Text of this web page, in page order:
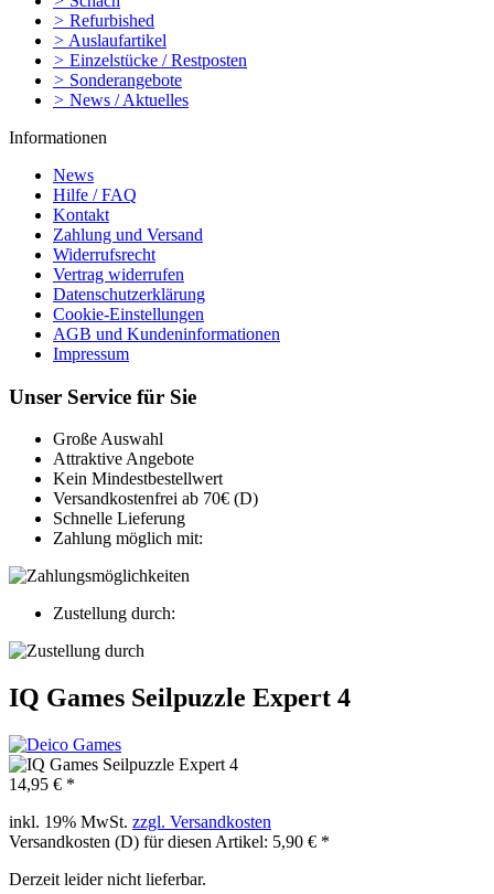
> Refurbished
> Auslaufartikel
> Einzelstücke / Restposten
> Sonderangebote
> News / Aktuelles
Informationen
News
Hilfe / FAQ
Kontakt
Zahlung und Versand
Widerrufsrecht
Vertrag widerrufen
Datenschutzerklärung
Cookie-Einstellungen
AGB und Kundeninformationen
Impressum
Unser Service für Sie
Große Auswahl
Attraktive Angebote
Kein Mindestbestellwert
Versandkostenfrei ab 70€ (D)
Schnelle Lieferung
Zahlung möglich mit:
Zustellung durch:
IQ Games Seilpuzzle Expert 4
14,95 € *
inkl. 19% MwSt. zzgl. Versandkosten
Versandkosten (D) für diesen Artikel: 5,90 € *
Derzeit leider nicht lieferbar.